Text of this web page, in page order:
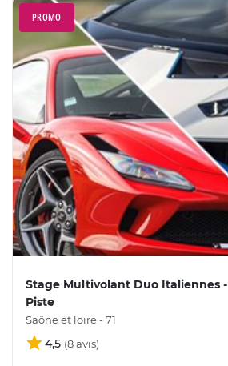
PROMO
Stage Multivolant Duo Italiennes
Piste
Saône et loire - 71
4,5